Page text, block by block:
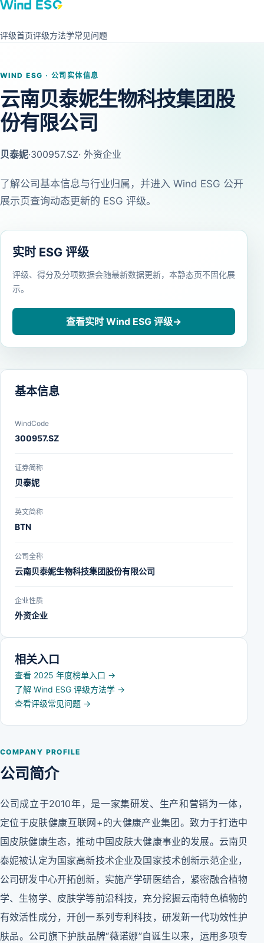
评级首页评级方法学常见问题
WIND ESG · 公司实体信息
云南贝泰妮生物科技集团股
份有限公司
贝泰妮·300957.SZ· 外资企业
了解公司基本信息与行业归属，并进入 Wind ESG 公开
展示页查询动态更新的 ESG 评级。
实时 ESG 评级
评级、得分及分项数据会随最新数据更新，本静态页不固化展
示。
查看实时 Wind ESG 评级→
COMPANY PROFILE
公司简介
公司成立于2010年，是一家集研发、生产和营销为一体，
定位于皮肤健康互联网+的大健康产业集团。致力于打造中
国皮肤健康生态，推动中国皮肤大健康事业的发展。云南贝
泰妮被认定为国家高新技术企业及国家技术创新示范企业，
公司研发中心开拓创新，实施产学研医结合，紧密融合植物
学、生物学、皮肤学等前沿科技，充分挖掘云南特色植物的
有效活性成分，开创一系列专利科技，研发新一代功效性护
肤品。公司旗下护肤品牌“薇诺娜”自诞生以来，运用多项专
基本信息
WindCode
300957.SZ
证券简称
贝泰妮
英文简称
BTN
公司全称
云南贝泰妮生物科技集团股份有限公司
企业性质
外资企业
相关入口
查看 2025 年度榜单入口 →
了解 Wind ESG 评级方法学 →
查看评级常见问题 →